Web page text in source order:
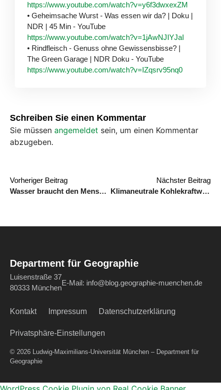
https://www.youtube.com/watch?v=y6f3dwxexZM
• Geheimsache Wurst - Was essen wir da? | Doku |
NDR | 45 Min - YouTube
https://www.youtube.com/watch?v=1jAwNJIYJaI
• Rindfleisch - Genuss ohne Gewissensbisse? |
The Green Garage | NDR Doku - YouTube
https://www.youtube.com/watch?v=IZqsrv95nq0
Schreiben Sie einen Kommentar
Sie müssen angemeldet sein, um einen Kommentar
abzugeben.
Vorheriger Beitrag
Wasser braucht den Menschen nicht – aber der Mensch braucht Wasser
Nächster Beitrag
Klimaneutrale Kohlekraftwerke – geht das?
Department für Geographie
Luisenstraße 37
80333 München
E-Mail: info@blog.geographie-muenchen.de
Kontakt Impressum Datenschutzerklärung
Privatsphäre-Einstellungen
© 2026 Ludwig-Maximilians-Universität München – Department für
Geographie